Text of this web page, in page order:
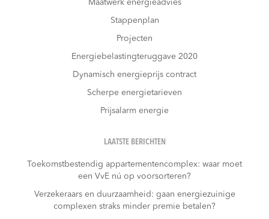
Maatwerk energieadvies
Stappenplan
Projecten
Energiebelastingteruggave 2020
Dynamisch energieprijs contract
Scherpe energietarieven
Prijsalarm energie
LAATSTE BERICHTEN
Toekomstbestendig appartementencomplex: waar moet
een VvE nú op voorsorteren?
Verzekeraars en duurzaamheid: gaan energiezuinige
complexen straks minder premie betalen?